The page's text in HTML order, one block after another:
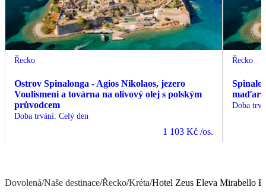
Řecko
Ostrov Spinalonga - Agios Nikolaos, jezero
Voulismeni a továrna na olivový olej s polským
průvodcem
Doba trvání: Celý den
1 103 Kč /os.
Řecko
Doba
Dovolená/Naše destinace/Řecko/Kréta/Hotel Zeus Eleva Mirabello